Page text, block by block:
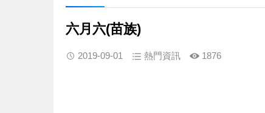
六月六(苗族)
2019-09-01 熱門資訊 1876